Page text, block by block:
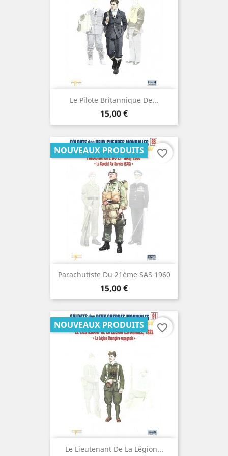
Le Pilote Britannique De...
Prix
15,00 €
Parachutiste Du 21ème SAS 1960
Prix
15,00 €
NOUVEAUX PRODUITS favorite_border
Le Lieutenant De La Légion...
NOUVEAUX PRODUITS favorite_border